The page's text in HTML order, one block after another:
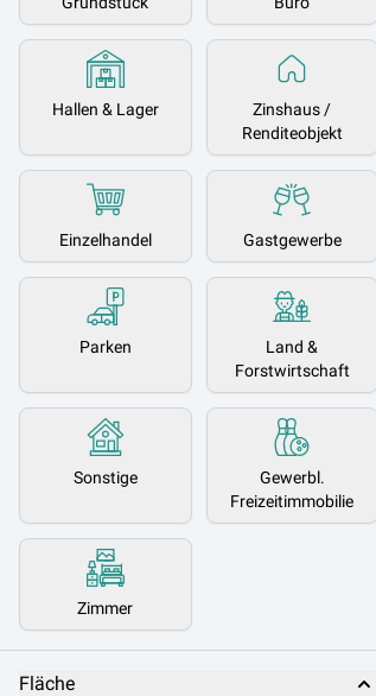
Hallen & Lager
Zinshaus /
Renditeobjekt
Einzelhandel Gastgewerbe
Parken
Land &
Forstwirtschaft
Sonstige
Gewerbl.
Freizeitimmobilie
Zimmer
Fläche